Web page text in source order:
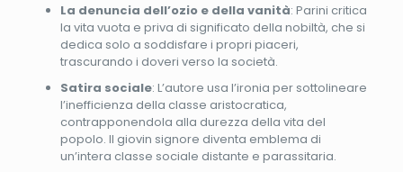
La denuncia dell’ozio e della vanità: Parini critica
la vita vuota e priva di significato della nobiltà, che si
dedica solo a soddisfare i propri piaceri,
trascurando i doveri verso la società.
Satira sociale: L’autore usa l’ironia per sottolineare
l’inefficienza della classe aristocratica,
contrapponendola alla durezza della vita del
popolo. Il giovin signore diventa emblema di
un’intera classe sociale distante e parassitaria.